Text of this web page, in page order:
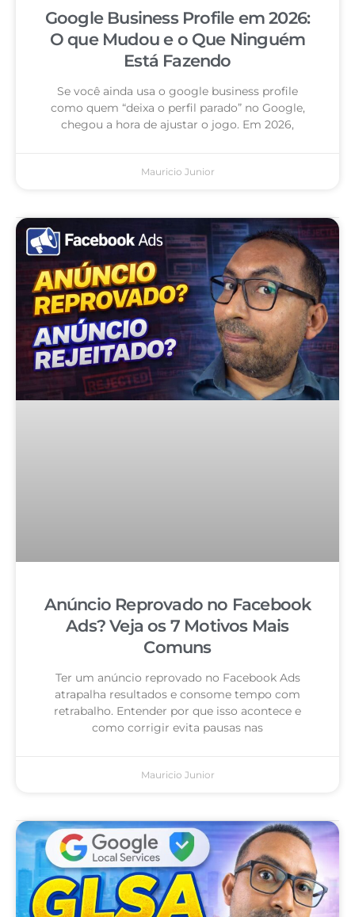
Google Business Profile em 2026:
O que Mudou e o Que Ninguém
Está Fazendo
Se você ainda usa o google business profile
como quem “deixa o perfil parado” no Google,
chegou a hora de ajustar o jogo. Em 2026,
Mauricio Junior
Anúncio Reprovado no Facebook
Ads? Veja os 7 Motivos Mais
Comuns
Ter um anúncio reprovado no Facebook Ads
atrapalha resultados e consome tempo com
retrabalho. Entender por que isso acontece e
como corrigir evita pausas nas
Mauricio Junior